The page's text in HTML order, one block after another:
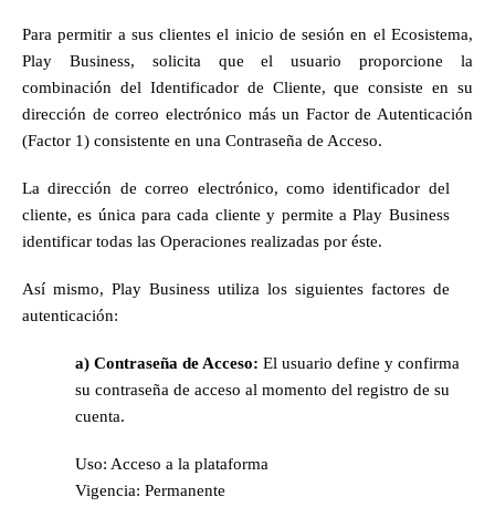
Para permitir a sus clientes el inicio de sesión en el Ecosistema,
Play Business, solicita que el usuario proporcione la
combinación del Identificador de Cliente, que consiste en su
dirección de correo electrónico más un Factor de Autenticación
(Factor 1) consistente en una Contraseña de Acceso.
La dirección de correo electrónico, como identificador del
cliente, es única para cada cliente y permite a Play Business
identificar todas las Operaciones realizadas por éste.
Así mismo, Play Business utiliza los siguientes factores de
autenticación:
a) Contraseña de Acceso: El usuario define y confirma
su contraseña de acceso al momento del registro de su
cuenta.
Uso: Acceso a la plataforma
Vigencia: Permanente